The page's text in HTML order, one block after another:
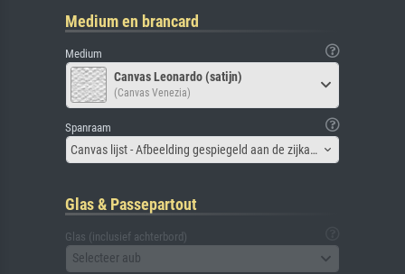
Medium en brancard
Medium
Canvas Leonardo (satijn)
(Canvas Venezia)
Spanraam
Canvas lijst - Afbeelding gespiegeld aan de zijkant
Glas & Passepartout
Glas (inclusief achterbord)
Selecteer aub